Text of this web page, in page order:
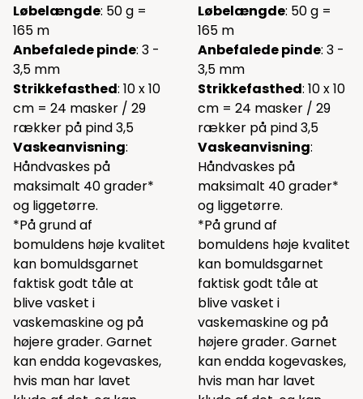
Løbelængde: 50 g =
165 m
Anbefalede pinde: 3 -
3,5 mm
Strikkefasthed: 10 x 10
cm = 24 masker / 29
rækker på pind 3,5
Vaskeanvisning:
Håndvaskes på
maksimalt 40 grader*
og liggetørre.
*På grund af
bomuldens høje kvalitet
kan bomuldsgarnet
faktisk godt tåle at
blive vasket i
vaskemaskine og på
højere grader. Garnet
kan endda kogevaskes,
hvis man har lavet
Løbelængde: 50 g =
165 m
Anbefalede pinde: 3 -
3,5 mm
Strikkefasthed: 10 x 10
cm = 24 masker / 29
rækker på pind 3,5
Vaskeanvisning:
Håndvaskes på
maksimalt 40 grader*
og liggetørre.
*På grund af
bomuldens høje kvalitet
kan bomuldsgarnet
faktisk godt tåle at
blive vasket i
vaskemaskine og på
højere grader. Garnet
kan endda kogevaskes,
hvis man har lavet